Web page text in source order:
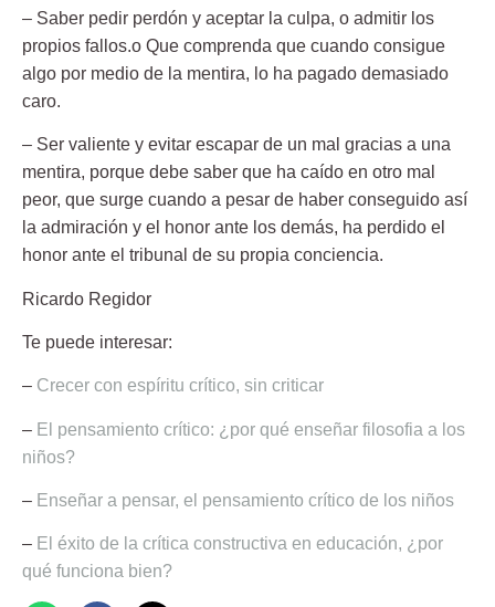
– Saber pedir perdón y aceptar la culpa, o admitir los
propios fallos.o Que comprenda que cuando consigue
algo por medio de la mentira, lo ha pagado demasiado
caro.
– Ser valiente y evitar escapar de un mal gracias a una
mentira, porque debe saber que ha caído en otro mal
peor, que surge cuando a pesar de haber conseguido así
la admiración y el honor ante los demás, ha perdido el
honor ante el tribunal de su propia conciencia.
Ricardo Regidor
Te puede interesar:
– Crecer con espíritu crítico, sin criticar
– El pensamiento crítico: ¿por qué enseñar filosofia a los
niños?
– Enseñar a pensar, el pensamiento crítico de los niños
– El éxito de la crítica constructiva en educación, ¿por
qué funciona bien?